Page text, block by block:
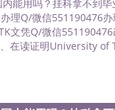
州立大学（San Jose
“圣荷西州立大学”）成
是加州历史悠久的大
学之一。位于圣何塞市